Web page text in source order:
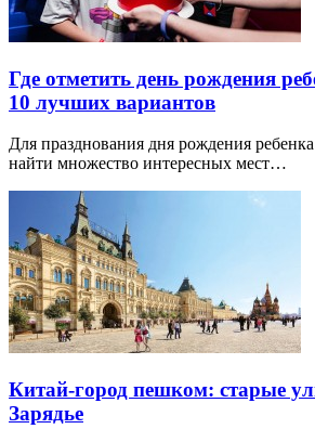
Где отметить день рождения
10 лучших вариантов
Для празднования дня рождения
найти множество интересных мест…
Китай-город пешком: старые
Зарядье